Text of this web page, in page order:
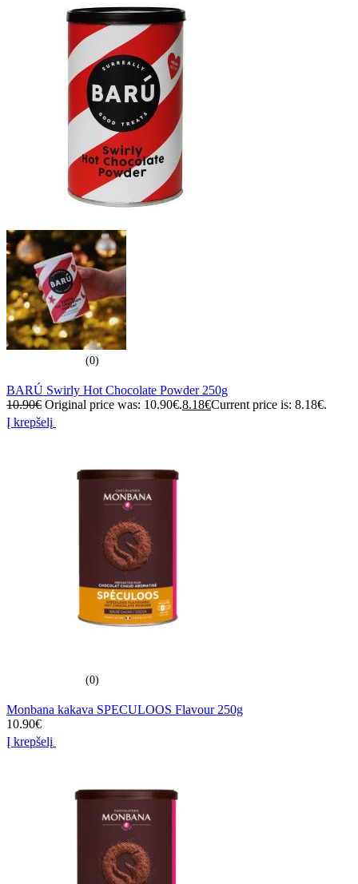
(0)
BARÚ Swirly Hot Chocolate Powder 250g
10.90€ Original price was: 10.90€.8.18€Current price is: 8.18€.
Į krepšelį
(0)
Monbana kakava SPECULOOS Flavour 250g
10.90€
Į krepšelį